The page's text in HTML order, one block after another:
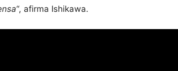
“, afirma Ishikawa.